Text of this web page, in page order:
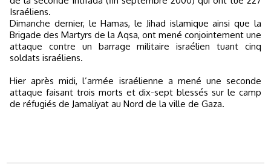
Israéliens.
Dimanche dernier, le Hamas, le Jihad islamique ainsi que la
Brigade des Martyrs de la Aqsa, ont mené conjointement une
attaque contre un barrage militaire israélien tuant cinq
soldats israéliens.
Hier après midi, l’armée israélienne a mené une seconde
attaque faisant trois morts et dix-sept blessés sur le camp
de réfugiés de Jamaliyat au Nord de la ville de Gaza.